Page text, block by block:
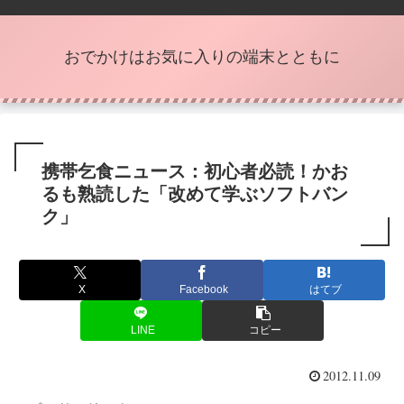
おでかけはお気に入りの端末とともに
携帯乞食ニュース：初心者必読！かお
るも熟読した「改めて学ぶソフトバン
ク」
X Facebook はてブ
LINE コピー
2012.11.09